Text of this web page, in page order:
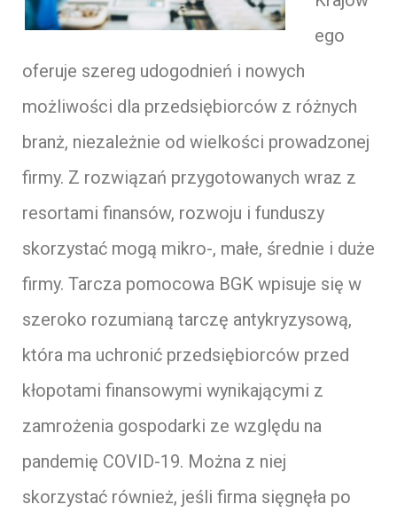
ego
oferuje szereg udogodnień i nowych
możliwości dla przedsiębiorców z różnych
branż, niezależnie od wielkości prowadzonej
firmy. Z rozwiązań przygotowanych wraz z
resortami finansów, rozwoju i funduszy
skorzystać mogą mikro-, małe, średnie i duże
firmy. Tarcza pomocowa BGK wpisuje się w
szeroko rozumianą tarczę antykryzysową,
która ma uchronić przedsiębiorców przed
kłopotami finansowymi wynikającymi z
zamrożenia gospodarki ze względu na
pandemię COVID-19. Można z niej
skorzystać również, jeśli firma sięgnęła po